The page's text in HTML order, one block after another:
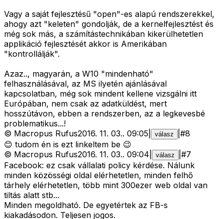
Vagy a saját fejlesztésű "open"-es alapú rendszerekkel,
ahogy azt "keleten" gondolják, de a kernelfejlesztést és
még sok más, a számítástechnikában kikerülhetetlen
applikáció fejlesztését akkor is Amerikában
"kontrollálják".
Azaz.., magyarán, a W10 "mindenható"
felhasználásával, az MS ilyetén ajánlásával
kapcsolatban, még sok mindent kellene vizsgálni itt
Európában, nem csak az adatküldést, mert
hosszútávon, ebben a rendszerben, az a legkevesbé
problematikus...!
© Macropus Rufus2016. 11. 03.. 09:05 válasz #8
😊 tudom én is ezt linkeltem be 😉
© Macropus Rufus2016. 11. 03.. 09:04 válasz #7
Facebook: ez csak vállalati policy kérdése. Nálunk
minden közösségi oldal elérhetetlen, minden felhő
tárhely elérhetetlen, több mint 300ezer web oldal van
tiltás alatt stb...
Minden megoldható. De egyetértek az FB-s
kiakadásodon. Teljesen jogos.